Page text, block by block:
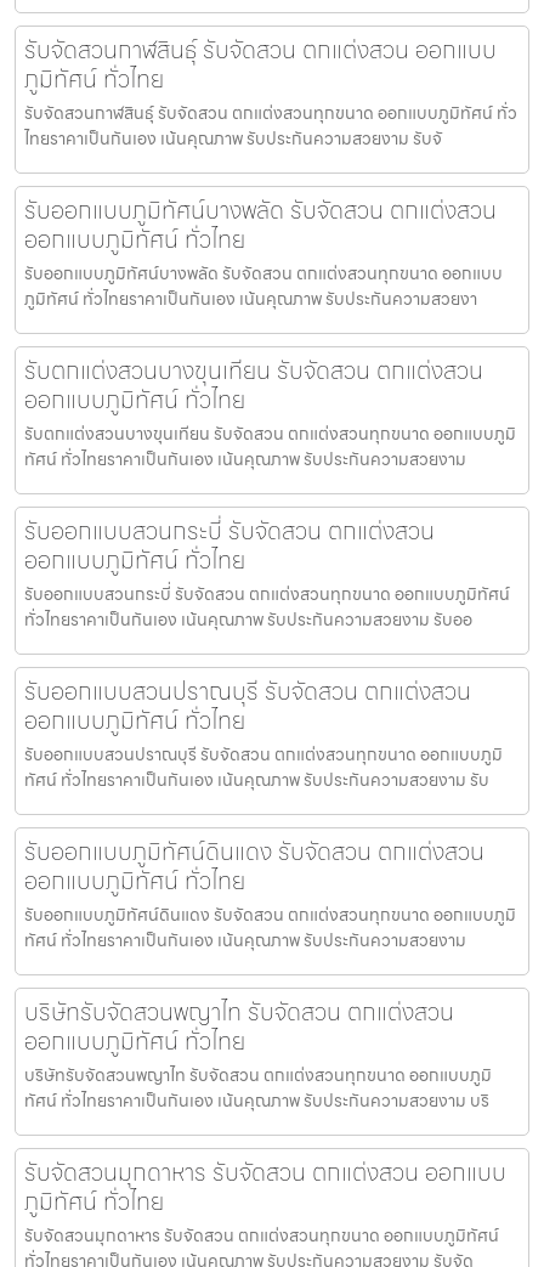
รับจัดสวนกาฬสินธุ์ รับจัดสวน ตกแต่งสวน ออกแบบ
ภูมิทัศน์ ทั่วไทย
รับจัดสวนกาฬสินธุ์ รับจัดสวน ตกแต่งสวนทุกขนาด ออกแบบภูมิทัศน์ ทั่ว
ไทยราคาเป็นกันเอง เน้นคุณภาพ รับประกันความสวยงาม รับจั
รับออกแบบภูมิทัศน์บางพลัด รับจัดสวน ตกแต่งสวน
ออกแบบภูมิทัศน์ ทั่วไทย
รับออกแบบภูมิทัศน์บางพลัด รับจัดสวน ตกแต่งสวนทุกขนาด ออกแบบ
ภูมิทัศน์ ทั่วไทยราคาเป็นกันเอง เน้นคุณภาพ รับประกันความสวยงา
รับตกแต่งสวนบางขุนเทียน รับจัดสวน ตกแต่งสวน
ออกแบบภูมิทัศน์ ทั่วไทย
รับตกแต่งสวนบางขุนเทียน รับจัดสวน ตกแต่งสวนทุกขนาด ออกแบบภูมิ
ทัศน์ ทั่วไทยราคาเป็นกันเอง เน้นคุณภาพ รับประกันความสวยงาม
รับออกแบบสวนกระบี่ รับจัดสวน ตกแต่งสวน
ออกแบบภูมิทัศน์ ทั่วไทย
รับออกแบบสวนกระบี่ รับจัดสวน ตกแต่งสวนทุกขนาด ออกแบบภูมิทัศน์
ทั่วไทยราคาเป็นกันเอง เน้นคุณภาพ รับประกันความสวยงาม รับออ
รับออกแบบสวนปราณบุรี รับจัดสวน ตกแต่งสวน
ออกแบบภูมิทัศน์ ทั่วไทย
รับออกแบบสวนปราณบุรี รับจัดสวน ตกแต่งสวนทุกขนาด ออกแบบภูมิ
ทัศน์ ทั่วไทยราคาเป็นกันเอง เน้นคุณภาพ รับประกันความสวยงาม รับ
รับออกแบบภูมิทัศน์ดินแดง รับจัดสวน ตกแต่งสวน
ออกแบบภูมิทัศน์ ทั่วไทย
รับออกแบบภูมิทัศน์ดินแดง รับจัดสวน ตกแต่งสวนทุกขนาด ออกแบบภูมิ
ทัศน์ ทั่วไทยราคาเป็นกันเอง เน้นคุณภาพ รับประกันความสวยงาม
บริษัทรับจัดสวนพญาไท รับจัดสวน ตกแต่งสวน
ออกแบบภูมิทัศน์ ทั่วไทย
บริษัทรับจัดสวนพญาไท รับจัดสวน ตกแต่งสวนทุกขนาด ออกแบบภูมิ
ทัศน์ ทั่วไทยราคาเป็นกันเอง เน้นคุณภาพ รับประกันความสวยงาม บริ
รับจัดสวนมุกดาหาร รับจัดสวน ตกแต่งสวน ออกแบบ
ภูมิทัศน์ ทั่วไทย
รับจัดสวนมุกดาหาร รับจัดสวน ตกแต่งสวนทุกขนาด ออกแบบภูมิทัศน์
ทั่วไทยราคาเป็นกันเอง เน้นคุณภาพ รับประกันความสวยงาม รับจัด